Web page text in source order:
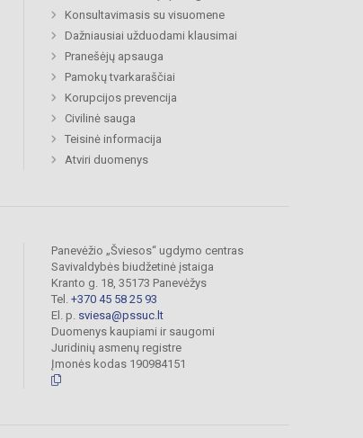
Konsultavimasis su visuomene
Dažniausiai užduodami klausimai
Pranešėjų apsauga
Pamokų tvarkaraščiai
Korupcijos prevencija
Civilinė sauga
Teisinė informacija
Atviri duomenys
Panevėžio „Šviesos“ ugdymo centras
Savivaldybės biudžetinė įstaiga
Kranto g. 18, 35173 Panevėžys
Tel. +370 45 58 25 93
El. p. sviesa@pssuc.lt
Duomenys kaupiami ir saugomi
Juridinių asmenų registre
Įmonės kodas 190984151